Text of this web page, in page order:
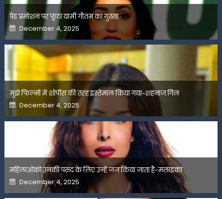
पेड प्रमोशन पर फूटा यामी गौतम का गुस्सा
Posted
on
December 4, 2025
मुझे फिल्मों में शोपीस की तरह इस्तेमाल किया गया-शहनाज गिल
Posted
on
December 4, 2025
महिलाओंको उनकी पसंद के लिए उन्हें जज किया जाता है-मलाइका
Posted
on
December 4, 2025